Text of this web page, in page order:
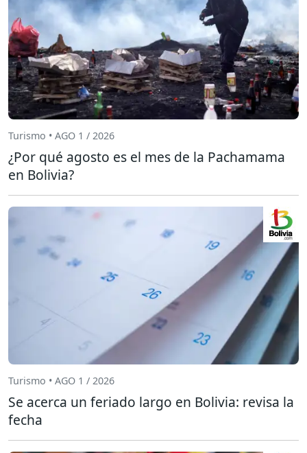
Turismo • AGO 1 / 2026
¿Por qué agosto es el mes de la Pachamama
en Bolivia?
Turismo • AGO 1 / 2026
Se acerca un feriado largo en Bolivia: revisa la
fecha